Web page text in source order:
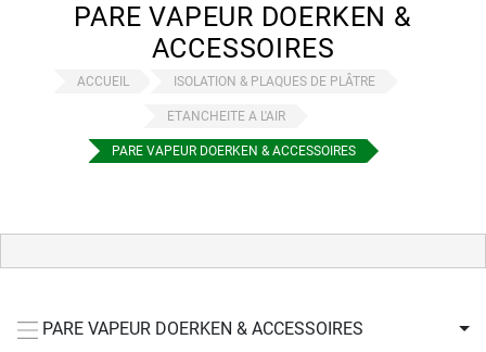
PARE VAPEUR DOERKEN &
ACCESSOIRES
ACCUEIL ISOLATION & PLAQUES DE PLÂTRE
ETANCHEITE A L'AIR
PARE VAPEUR DOERKEN & ACCESSOIRES
PARE VAPEUR DOERKEN & ACCESSOIRES